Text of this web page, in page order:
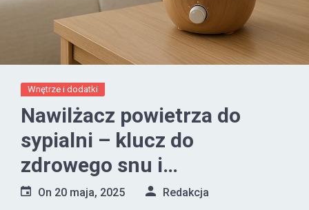
Wnętrze i dodatki
Nawilżacz powietrza do
sypialni – klucz do
zdrowego snu i
komfortowej atmosfery
On 20 maja, 2025 Redakcja